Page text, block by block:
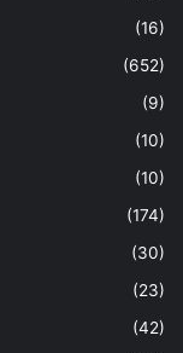
(16)
(652)
(9)
(10)
(10)
(174)
(30)
(23)
(42)